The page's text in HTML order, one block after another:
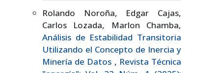
Rolando Noroña, Edgar Cajas,
Carlos Lozada, Marlon Chamba,
Análisis de Estabilidad Transitoria
Utilizando el Concepto de Inercia y
Minería de Datos , Revista Técnica